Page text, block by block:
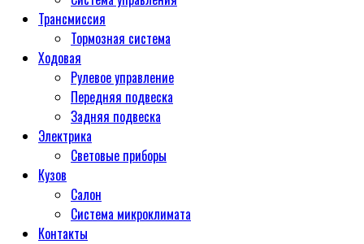
Трансмиссия
Тормозная система
Ходовая
Рулевое управление
Передняя подвеска
Задняя подвеска
Электрика
Световые приборы
Кузов
Салон
Система микроклимата
Контакты